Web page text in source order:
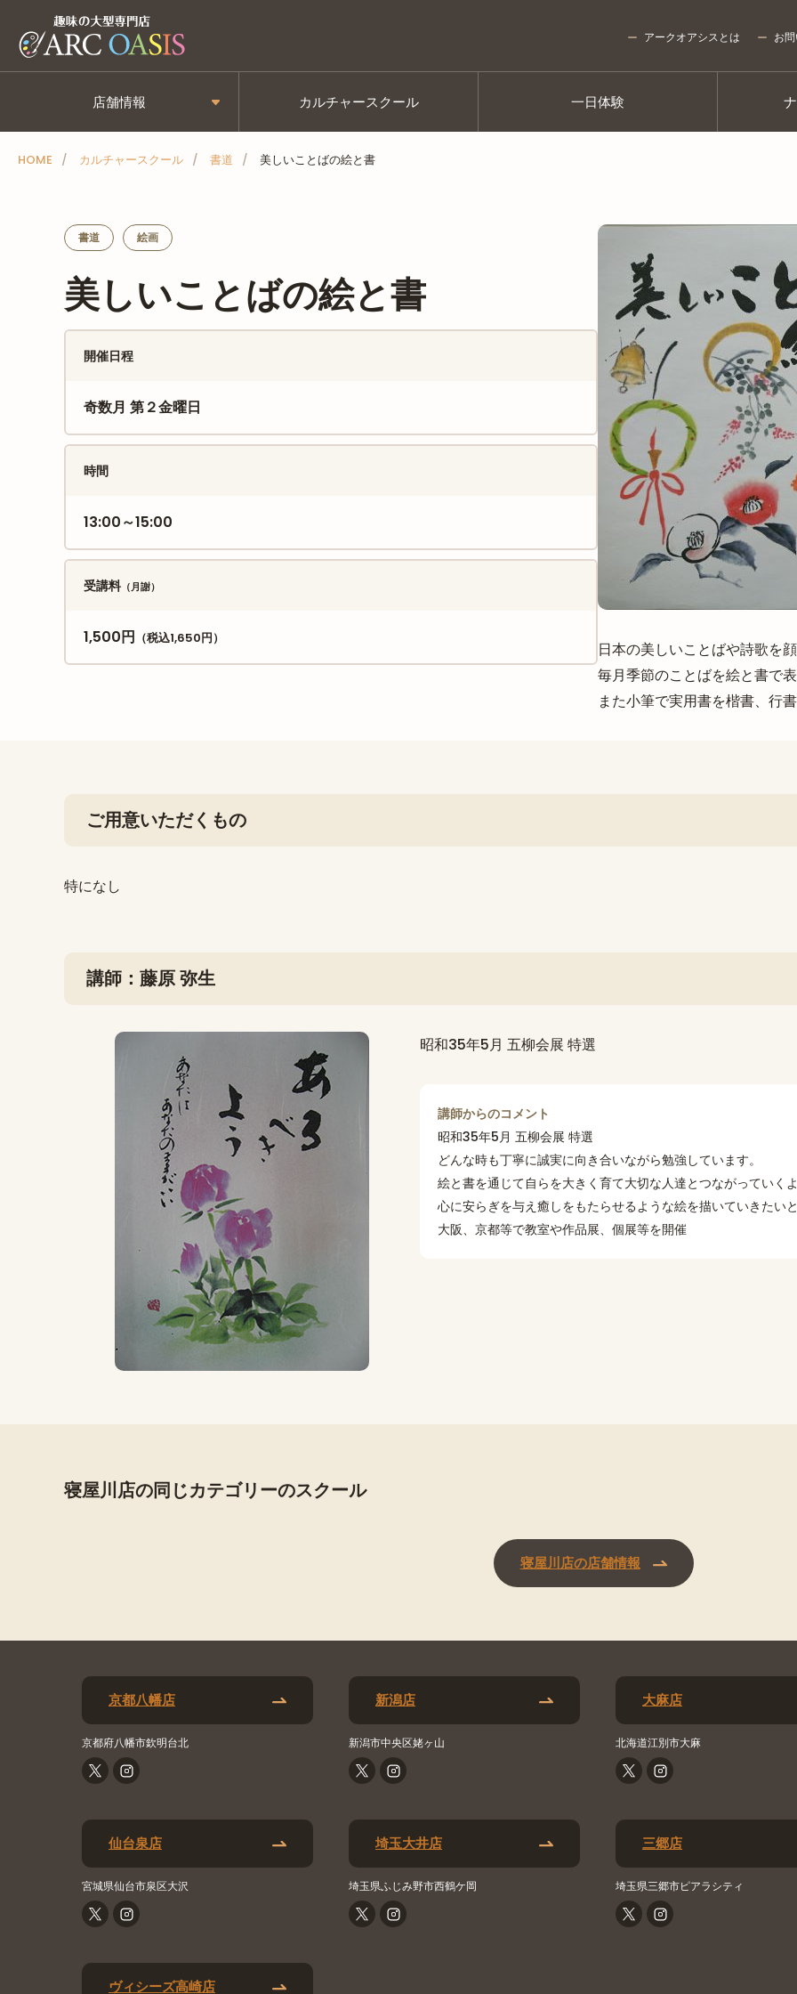
アークオアシスとは お
店舗情報 カルチャースクール 一日体験
HOME カルチャースクール 書道 美しいことばの絵と書
書道 絵画
美しいことばの絵と書
開催日程
奇数月 第２金曜日
時間
13:00～15:00
受講料（月謝）
1,500円 （税込1,650円）
日本の美しいことばや詩歌を
毎月季節のことばを絵と書で表
また小筆で実用書を楷書、行
ご用意いただくもの
特になし
講師：藤原 弥生
昭和35年5月 五柳会展 特選
講師からのコメント
昭和35年5月 五柳会展 特選
どんな時も丁寧に誠実に向き合いながら勉強しています。
絵と書を通じて自らを大きく育て大切な人達とつながっていく
心に安らぎを与え癒しをもたらせるような絵を描いていきたいと
大阪、京都等で教室や作品展、個展等を開催
寝屋川店の同じカテゴリーのスクール
寝屋川店の店舗情報
京都八幡店
京都府八幡市欽明台北
新潟店
新潟市中央区姥ヶ山
大麻店
北海道江別市大麻
仙台泉店
宮城県仙台市泉区大沢
埼玉大井店
埼玉県ふじみ野市西鶴ケ岡
三郷店
埼玉県三郷市ピアラシティ
ヴィシーズ高崎店